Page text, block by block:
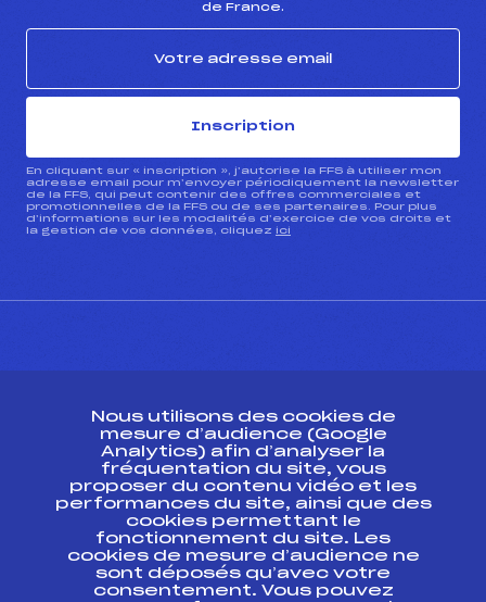
de France.
Inscription
En cliquant sur « inscription », j’autorise la FFS à utiliser mon
adresse email pour m’envoyer périodiquement la newsletter
de la FFS, qui peut contenir des offres commerciales et
promotionnelles de la FFS ou de ses partenaires. Pour plus
d’informations sur les modalités d’exercice de vos droits et
la gestion de vos données, cliquez ici
ESPACE PRESSE
Ressources
Pass’Neige
Projet sportif fédéral
Projet de performance fédéral
Antidopage
Nous utilisons des cookies de
mesure d’audience (Google
Analytics) afin d’analyser la
fréquentation du site, vous
proposer du contenu vidéo et les
performances du site, ainsi que des
cookies permettant le
fonctionnement du site. Les
cookies de mesure d’audience ne
sont déposés qu’avec votre
consentement. Vous pouvez